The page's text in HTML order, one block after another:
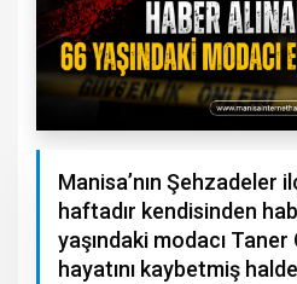
Manisa’nın Şehzadeler
haftadır kendisinden
yaşındaki modacı Taner
hayatını kaybetmiş